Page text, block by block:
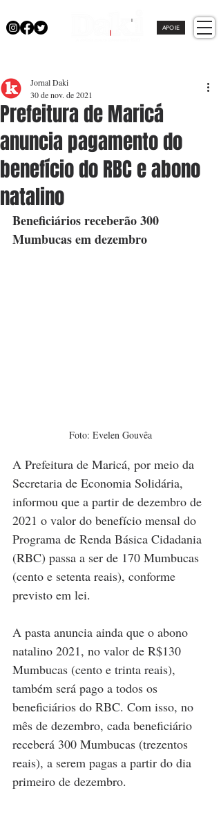
APOIE
Prefeitura de Maricá
anuncia pagamento do
benefício do RBC e abono
natalino
Jornal Daki
30 de nov. de 2021
Beneficiários receberão 300
Mumbucas em dezembro
Foto: Evelen Gouvêa
A Prefeitura de Maricá, por meio da
Secretaria de Economia Solidária,
informou que a partir de dezembro de
2021 o valor do benefício mensal do
Programa de Renda Básica Cidadania
(RBC) passa a ser de 170 Mumbucas
(cento e setenta reais), conforme
previsto em lei.
A pasta anuncia ainda que o abono
natalino 2021, no valor de R$130
Mumbucas (cento e trinta reais),
também será pago a todos os
beneficiários do RBC. Com isso, no
mês de dezembro, cada beneficiário
receberá 300 Mumbucas (trezentos
reais), a serem pagas a partir do dia
primeiro de dezembro.